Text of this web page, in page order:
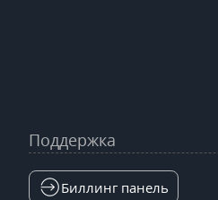
Поддержка
Биллинг панель